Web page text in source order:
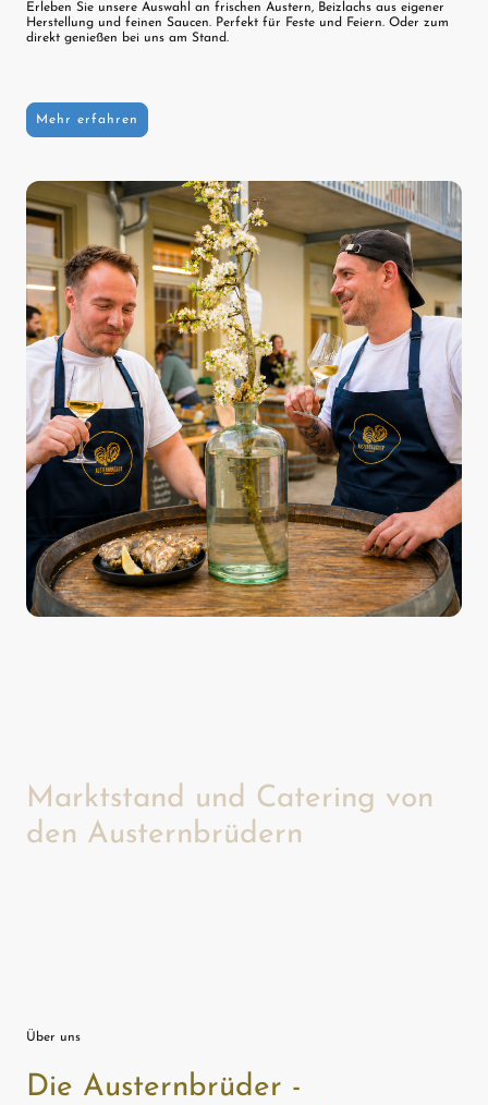
Erleben Sie unsere Auswahl an frischen Austern, Beizlachs aus eigener
Herstellung und feinen Saucen. Perfekt für Feste und Feiern. Oder zum
direkt genießen bei uns am Stand.
Mehr erfahren
Marktstand und Catering von
den Austernbrüdern
Über uns
Die Austernbrüder -